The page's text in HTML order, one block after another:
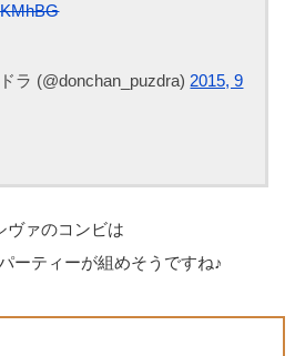
ラ (@donchan_puzdra) 2015, 9
ヴァのコンビは
ーティーが組めそうですね♪